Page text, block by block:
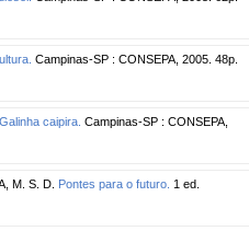
Campinas-SP : CONSEPA, 2005. 48p.
Galinha caipira. Campinas-SP : CONSEPA,
M. S. D. Pontes para o futuro. 1 ed.